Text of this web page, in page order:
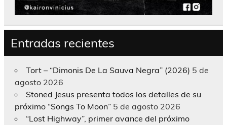
Entradas recientes
Tort – “Dimonis De La Sauva Negra” (2026) 5 de
agosto 2026
Stoned Jesus presenta todos los detalles de su
próximo “Songs To Moon” 5 de agosto 2026
“Lost Highway”, primer avance del próximo